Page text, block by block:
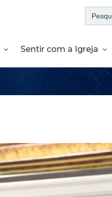
Search
for:
Sentir com a Igreja